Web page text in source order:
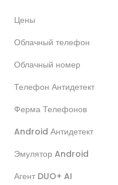
Цены
Облачный телефон
Облачный номер
Телефон Антидетект
Ферма Телефонов
Android Антидетект
Эмулятор Android
Агент DUO+ AI